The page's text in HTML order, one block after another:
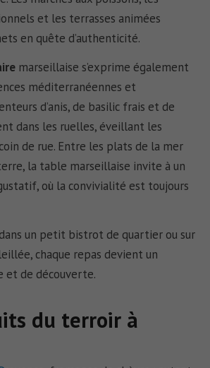
et les terrasses animées
en quête d’authenticité.
marseillaise s’exprime également
méditerranéennes et
d’anis, de basilic frais et de
dans les ruelles, éveillant les
de rue. Entre les plats de la mer
la table marseillaise invite à un
où la convivialité est toujours
dans un petit bistrot de quartier ou sur
chaque repas devient un
et de découverte.
du terroir à